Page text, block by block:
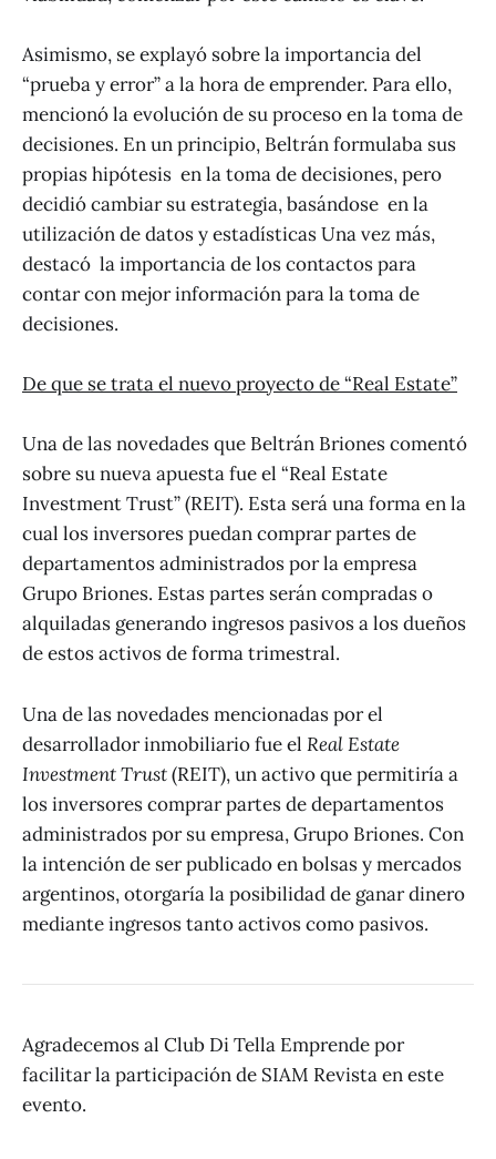
Asimismo, se explayó sobre la importancia del
“prueba y error” a la hora de emprender. Para ello,
mencionó la evolución de su proceso en la toma de
decisiones. En un principio, Beltrán formulaba sus
propias hipótesis en la toma de decisiones, pero
decidió cambiar su estrategia, basándose en la
utilización de datos y estadísticas Una vez más,
destacó la importancia de los contactos para
contar con mejor información para la toma de
decisiones.
De que se trata el nuevo proyecto de “Real Estate”
Una de las novedades que Beltrán Briones comentó
sobre su nueva apuesta fue el “Real Estate
Investment Trust” (REIT). Esta será una forma en la
cual los inversores puedan comprar partes de
departamentos administrados por la empresa
Grupo Briones. Estas partes serán compradas o
alquiladas generando ingresos pasivos a los dueños
de estos activos de forma trimestral.
Una de las novedades mencionadas por el
desarrollador inmobiliario fue el Real Estate
Investment Trust(REIT), un activo que permitiría a
los inversores comprar partes de departamentos
administrados por su empresa, Grupo Briones. Con
la intención de ser publicado en bolsas y mercados
argentinos, otorgaría la posibilidad de ganar dinero
mediante ingresos tanto activos como pasivos.
Agradecemos al Club Di Tella Emprende por
facilitar la participación de SIAM Revista en este
evento.